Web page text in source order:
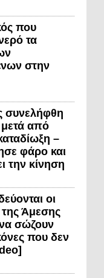
που
τα
στην
συνελήφθη
από
–
φάρο και
την κίνηση
οι
της Άμεσης
σώζουν
που δεν